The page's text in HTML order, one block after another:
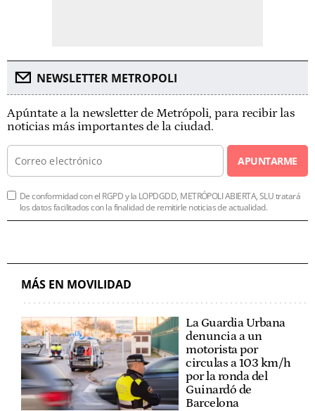
NEWSLETTER METROPOLI
Apúntate a la newsletter de Metrópoli, para recibir las
noticias más importantes de la ciudad.
APUNTARME
De conformidad con el RGPD y la LOPDGDD, METRÓPOLI ABIERTA, SLU tratará
los datos facilitados con la finalidad de remitirle noticias de actualidad.
MÁS EN MOVILIDAD
La Guardia Urbana
denuncia a un
motorista por
circulas a 103 km/h
por la ronda del
Guinardó de
Barcelona